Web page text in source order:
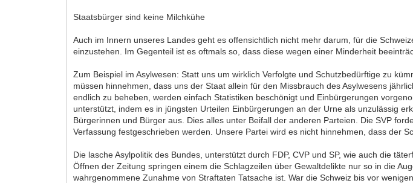
Staatsbürger sind keine Milchkühe
Auch im Innern unseres Landes geht es offensichtlich nicht mehr darum, für die
einzustehen. Im Gegenteil ist es oftmals so, dass diese wegen einer Minderheit
Zum Beispiel im Asylwesen: Statt uns um wirklich Verfolgte und Schutzbedürftige zu
müssen hinnehmen, dass uns der Staat allein für den Missbrauch des Asylwesens
endlich zu beheben, werden einfach Statistiken beschönigt und Einbürgerungen
unterstützt, indem es in jüngsten Urteilen Einbürgerungen an der Urne als unzulässig
Bürgerinnen und Bürger aus. Dies alles unter Beifall der anderen Parteien. Die SVP
Verfassung festgeschrieben werden. Unsere Partei wird es nicht hinnehmen, dass der
Die lasche Asylpolitik des Bundes, unterstützt durch FDP, CVP und SP, wie auch die
Öffnen der Zeitung springen einem die Schlagzeilen über Gewaltdelikte nur so in die
wahrgenommene Zunahme von Straftaten Tatsache ist. War die Schweiz bis vor